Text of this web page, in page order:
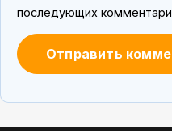
последующих